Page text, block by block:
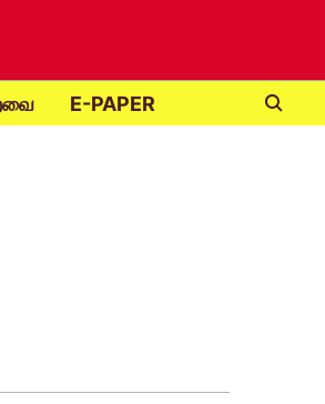
E-PAPER